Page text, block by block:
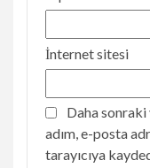
İnternet sitesi
Daha sonraki
adım, e-posta
tarayıcıya